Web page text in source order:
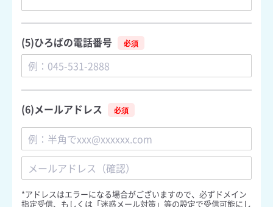
(5)ひろばの電話番号
(6)メールアドレス
メ
ア
ド
レ
メ
ー
ル
*アドレスはエラーになる場合がございますので、必ずドメイン
指定受信、もしくは「迷惑メール対策」等の設定で受信可能にし